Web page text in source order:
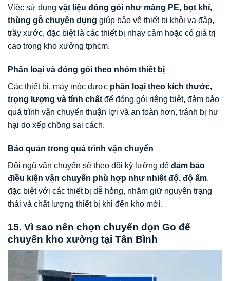
Việc sử dụng vật liệu đóng gói như màng PE, bọt khí,
thùng gỗ chuyên dụng giúp bảo vệ thiết bị khỏi va đập,
trầy xước, đặc biệt là các thiết bị nhạy cảm hoặc có giá trị
cao trong kho xưởng tphcm.
Phân loại và đóng gói theo nhóm thiết bị
Các thiết bị, máy móc được phân loại theo kích thước,
trọng lượng và tính chất để đóng gói riêng biệt, đảm bảo
quá trình vận chuyển thuận lợi và an toàn hơn, tránh bị hư
hại do xếp chồng sai cách.
Bảo quản trong quá trình vận chuyển
Đội ngũ vận chuyển sẽ theo dõi kỹ lưỡng để đảm bảo
điều kiện vận chuyển phù hợp như nhiệt độ, độ ẩm,
đặc biệt với các thiết bị dễ hỏng, nhằm giữ nguyên trạng
thái và chất lượng thiết bị khi đến kho mới.
15. Vì sao nên chọn chuyển dọn Go để
chuyển kho xưởng tại Tân Bình